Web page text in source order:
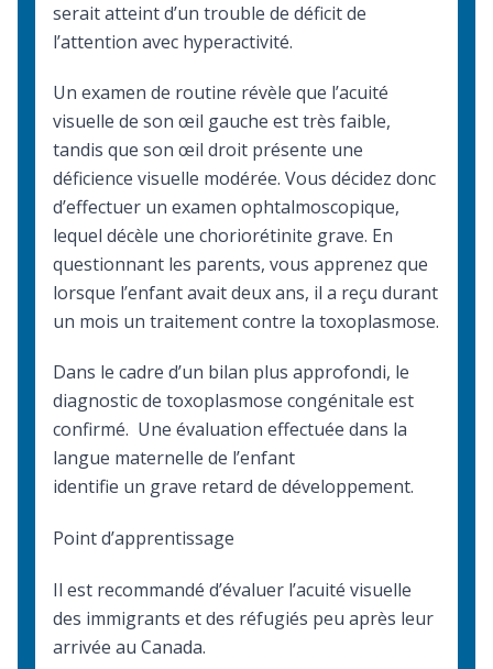
serait atteint d’un trouble de déficit de
l’attention avec hyperactivité.
Un examen de routine révèle que l’acuité
visuelle de son œil gauche est très faible,
tandis que son œil droit présente une
déficience visuelle modérée. Vous décidez donc
d’effectuer un examen ophtalmoscopique,
lequel décèle une choriorétinite grave. En
questionnant les parents, vous apprenez que
lorsque l’enfant avait deux ans, il a reçu durant
un mois un traitement contre la toxoplasmose.
Dans le cadre d’un bilan plus approfondi, le
diagnostic de toxoplasmose congénitale est
confirmé. Une évaluation effectuée dans la
langue maternelle de l’enfant
identifie un grave retard de développement.
Point d’apprentissage
Il est recommandé d’évaluer l’acuité visuelle
des immigrants et des réfugiés peu après leur
arrivée au Canada.